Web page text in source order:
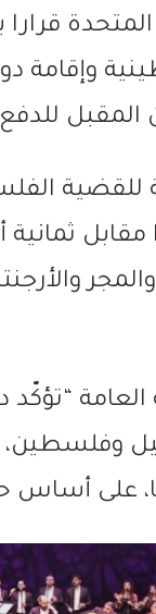
قرارا
المقبل
للقضية
بأغلبية 157
“تؤكّد
أساس حدود